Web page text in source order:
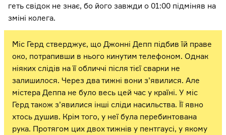
геть свідок не знає, бо його завжди о 01:00 підміняв на
зміні колега.
Міс Герд стверджує, що Джонні Депп підбив їй праве
око, потрапивши в нього кинутим телефоном. Однак
ніяких слідів на її обличчі після тієї сварки не
залишилося. Через два тижні вони з’явилися. Але
містера Деппа не було весь цей час у країні. У міс
Герд також з’явилися інші сліди насильства. Її явно
хтось душив. Крім того, у неї була перебинтована
рука. Протягом цих двох тижнів у пентгаусі, у якому